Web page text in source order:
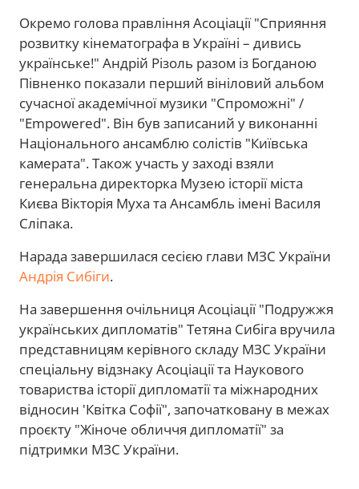
Окремо голова правління Асоціації "Сприяння
розвитку кінематографа в Україні – дивись
українське!" Андрій Різоль разом із Богданою
Півненко показали перший вініловий альбом
сучасної академічної музики "Спроможні" /
"Empowered". Він був записаний у виконанні
Національного ансамблю солістів "Київська
камерата". Також участь у заході взяли
генеральна директорка Музею історії міста
Києва Вікторія Муха та Ансамбль імені Василя
Сліпака.
Нарада завершилася сесією глави МЗС України
Андрія Сибіги.
На завершення очільниця Асоціації "Подружжя
українських дипломатів" Тетяна Сибіга вручила
представницям керівного складу МЗС України
спеціальну відзнаку Асоціації та Наукового
товариства історії дипломатії та міжнародних
відносин 'Квітка Софії", започатковану в межах
проєкту "Жіноче обличчя дипломатії" за
підтримки МЗС України.